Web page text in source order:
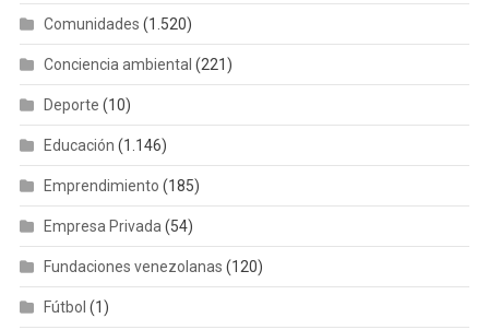
Comunidades (1.520)
Conciencia ambiental (221)
Deporte (10)
Educación (1.146)
Emprendimiento (185)
Empresa Privada (54)
Fundaciones venezolanas (120)
Fútbol (1)